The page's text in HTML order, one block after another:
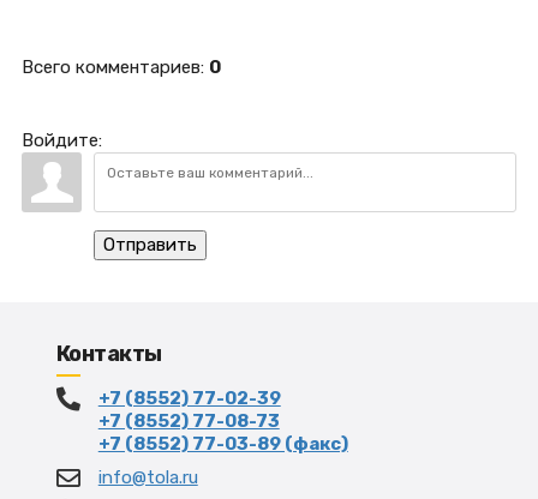
Всего комментариев: 0
Войдите:
Отправить
Контакты
+7 (8552) 77-02-39
+7 (8552) 77-08-73
+7 (8552) 77-03-89 (факс)
info@tola.ru